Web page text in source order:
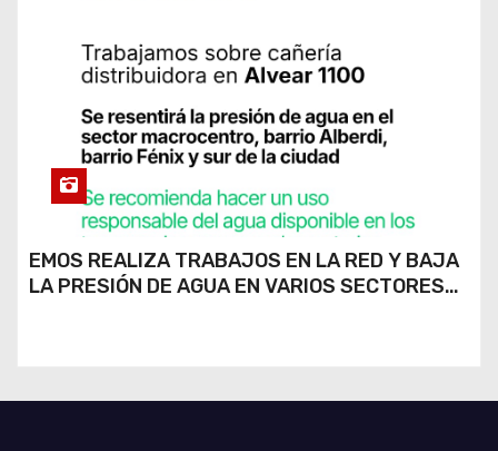
EMOS REALIZA TRABAJOS EN LA RED Y BAJA
LA PRESIÓN DE AGUA EN VARIOS SECTORES